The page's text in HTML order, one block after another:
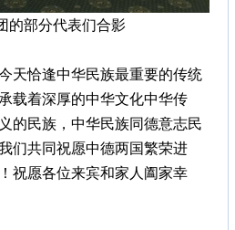
的部分代表们合影
天恰逢中华民族最重要的传统
载着深厚的中华文化中华传
的民族，中华民族同德意志民
们共同祝愿中德两国繁荣进
祝愿各位来宾和家人阖家幸